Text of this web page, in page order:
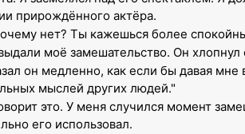
прирождённого актёра.
нет? Ты кажешься более
моё замешательство. Он
он медленно, как если бы давая
мыслей других людей."
это. У меня случился момент
его использовал.